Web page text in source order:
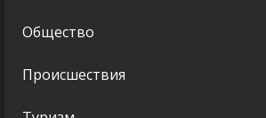
Общество
Происшествия